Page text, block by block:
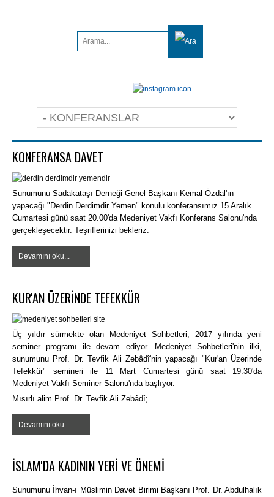
KONFERANSA DAVET
Sunumunu Sadakataşı Derneği Genel Başkanı Kemal Özdal'ın
yapacağı "Derdin Derdimdir Yemen" konulu konferansımız 15 Aralık
Cumartesi günü saat 20.00'da Medeniyet Vakfı Konferans Salonu'nda
gerçekleşecektir. Teşriflerinizi bekleriz.
Devamını oku...
KUR'AN ÜZERİNDE TEFEKKÜR
Üç yıldır sürmekte olan Medeniyet Sohbetleri, 2017 yılında yeni
seminer programı ile devam ediyor. Medeniyet Sohbetleri'nin ilki,
sunumunu Prof. Dr. Tevfik Ali Zebâdî'nin yapacağı "Kur'an Üzerinde
Tefekkür" semineri ile 11 Mart Cumartesi günü saat 19.30'da
Medeniyet Vakfı Seminer Salonu'nda başlıyor.
Mısırlı alim Prof. Dr. Tevfik Ali Zebâdî;
Devamını oku...
İSLAM'DA KADININ YERİ VE ÖNEMİ
Sunumunu İhvan-ı Müslimin Davet Birimi Başkanı Prof. Dr. Abdulhalık